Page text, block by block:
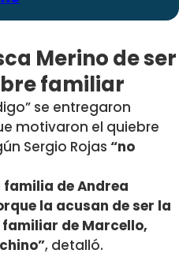
Merino de ser
familiar
se entregaron
motivaron el quiebre
Sergio Rojas “no
familia de Andrea
la acusan de ser la
de Marcello,
, detalló.